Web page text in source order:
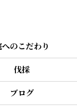
へのこだわり
伐採
ブログ